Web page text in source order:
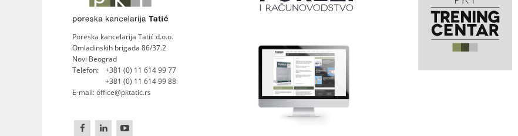
Poreska kancelarija Tatić d.o.o.
Omladinskih brigada 86/37.2
Novi Beograd
Telefon:
+381 (0) 11 614 99 77
+381 (0) 11 614 99 88
E-mail: office@pktatic.rs
  